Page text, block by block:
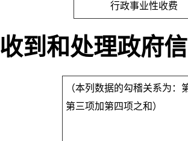
行政事业性收费
收到和处理政府
（本列数据的勾稽关系为：
第三项加第四项之和）